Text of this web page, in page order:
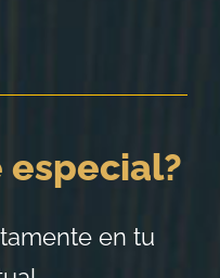
especial?
en tu